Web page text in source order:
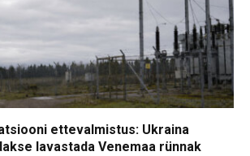
ettevalmistus: Ukraina
lavastada Venemaa rünnak